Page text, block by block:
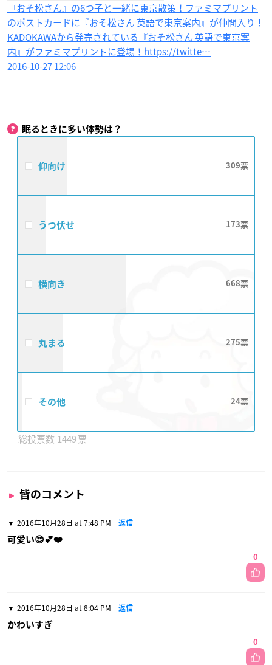
『おそ松さん』の6つ子と一緒に東京散策！ファミマプリント
のポストカードに『おそ松さん 英語で東京案内』が仲間入り！
KADOKAWAから発売されている『おそ松さん 英語で東京案
内』がファミマプリントに登場！https://twitte…
2016-10-27 12:06
眠るときに多い体勢は？
仰向け 309
うつ伏せ 173
横向き 668
丸まる 275
その他 24
1449
皆のコメント
2016年10月28日 at 7:48 PM 返信
可愛い😍💕❤️
0
2016年10月28日 at 8:04 PM 返信
かわいすぎ
0